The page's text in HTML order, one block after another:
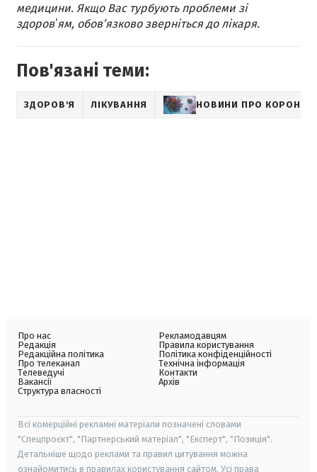
медицини. Якщо Вас турбують проблеми зі
здоровʼям, обов’язково зверніться до лікаря.
Пов'язані теми:
ЗДОРОВ'Я ЛІКУВАННЯ НОВИНИ ПРО
Про нас
Редакція
Редакційна політика
Про телеканал
Телеведучі
Вакансії
Структура власності
Рекламодавцям
Правила користування
Політика конфіденційності
Технічна інформація
Контакти
Архів
Всі комерційні рекламні матеріали позначені словами
"Спецпроєкт", "Партнерський матеріал", "Експерт", "Позиція".
Детальніше щодо реклами та правил цитування можна
ознайомитись в правилах користування сайтом. Усі права